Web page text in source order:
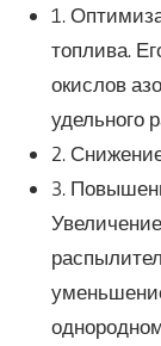
1.
топлива.
окислов
удельного
2.
3.